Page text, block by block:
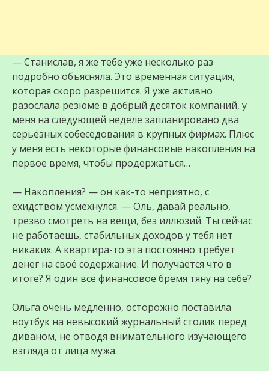
— Станислав, я же тебе уже несколько раз
подробно объясняла. Это временная ситуация,
которая скоро разрешится. Я уже активно
разослала резюме в добрый десяток компаний, у
меня на следующей неделе запланировано два
серьёзных собеседования в крупных фирмах. Плюс
у меня есть некоторые финансовые накопления на
первое время, чтобы продержаться…
— Накопления? — он как-то неприятно, с
ехидством усмехнулся. — Оль, давай реально,
трезво смотреть на вещи, без иллюзий. Ты сейчас
не работаешь, стабильных доходов у тебя нет
никаких. А квартира-то эта постоянно требует
денег на своё содержание. И получается что в
итоге? Я один всё финансовое бремя тяну на себе?
Ольга очень медленно, осторожно поставила
ноутбук на невысокий журнальный столик перед
диваном, не отводя внимательного изучающего
взгляда от лица мужа.